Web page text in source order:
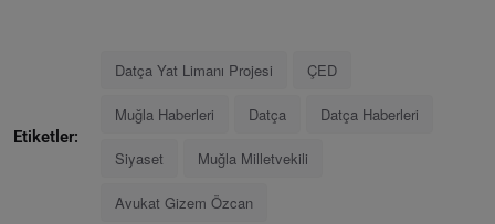
Etiketler:
Datça Yat Limanı Projesi ÇED
Muğla Haberleri Datça Datça Haberleri
Siyaset Muğla Milletvekili
Avukat Gizem Özcan